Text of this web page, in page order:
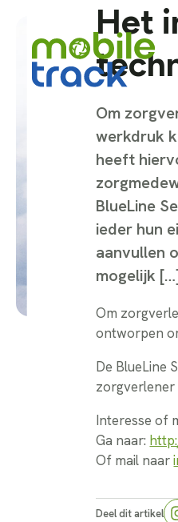
Het
Om
werkdruk
heeft
BlueLine
ieder hun
aanvullen
mogelijk
Om
ontworpen
De BlueLine
zorgverlener
Interesse of
Ga naar:
Of mail naar
Deel dit artikel